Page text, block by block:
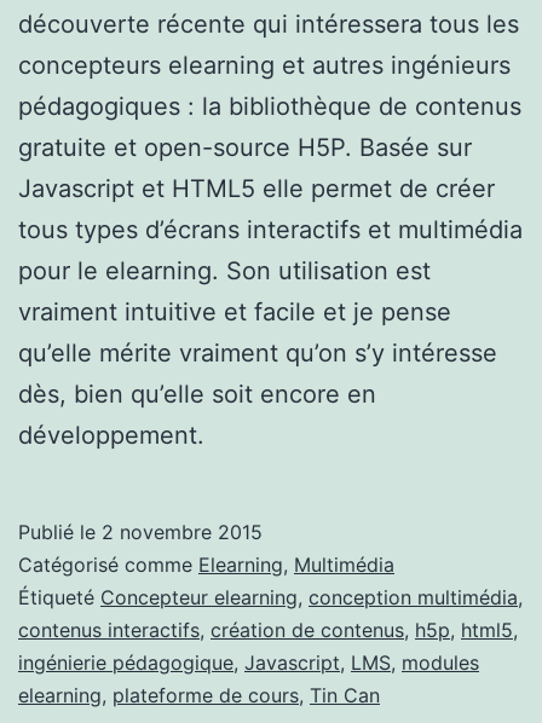
découverte récente qui intéressera tous les
concepteurs elearning et autres ingénieurs
pédagogiques : la bibliothèque de contenus
gratuite et open-source H5P. Basée sur
Javascript et HTML5 elle permet de créer
tous types d’écrans interactifs et multimédia
pour le elearning. Son utilisation est
vraiment intuitive et facile et je pense
qu’elle mérite vraiment qu’on s’y intéresse
dès, bien qu’elle soit encore en
développement.
Publié le 2 novembre 2015
Catégorisé comme Elearning, Multimédia
Étiqueté Concepteur elearning, conception multimédia,
contenus interactifs, création de contenus, h5p, html5,
ingénierie pédagogique, Javascript, LMS, modules
elearning, plateforme de cours, Tin Can